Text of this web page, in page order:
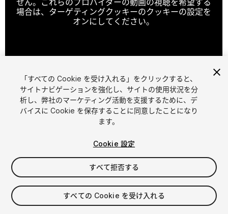
場合は、ターゲティングクッキーのクッキーの設定を
オンにしてください。
1/ 14
$49.99
消費税は決済時に計算されます
「すべての Cookie を受け入れる」をクリックすると、
サイトナビゲーションを強化し、サイトの使用状況を分
析し、弊社のマーケティング活動を支援するために、デ
バイスに Cookie を保存することに同意したことになり
ます。
Cookie 設定
すべて拒否する
すべての Cookie を受け入れる